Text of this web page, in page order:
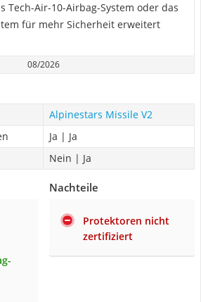
Tech-Air-10-Airbag-System oder das
für mehr Sicherheit erweitert
08/2026
Alpinestars Missile V2
Ja | Ja
Nein | Ja
Nachteile
Protektoren nicht
zertifiziert